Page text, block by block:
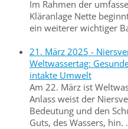
Im Rahmen der
Kläranlage Nette
ein weiterer wichtiger
21. März 2025 -
Weltwassertag:
intakte Umwelt
Am 22. März ist
Anlass weist der
Bedeutung und den
Guts, des Wassers, hin.